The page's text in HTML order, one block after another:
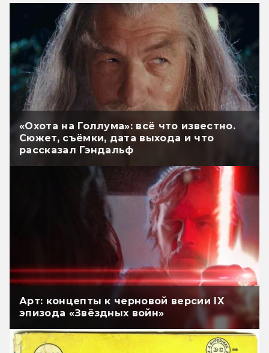
«Охота на Голлума»: всё что известно.
Сюжет, съёмки, дата выхода и что
рассказал Гэндальф
Арт: концепты к черновой версии IX
эпизода «Звёздных войн»